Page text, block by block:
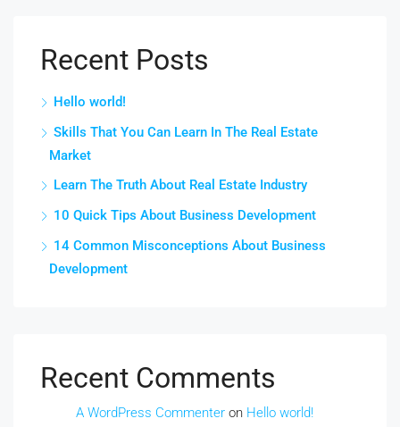
Recent Posts
Hello world!
Skills That You Can Learn In The Real Estate
Market
Learn The Truth About Real Estate Industry
10 Quick Tips About Business Development
14 Common Misconceptions About Business
Development
Recent Comments
A WordPress Commenter on Hello world!